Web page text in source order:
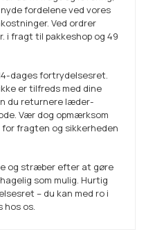
fordelene ved vores
Ved ordrer
i fragt til pakkeshop og 49
dages fortrydelsesret.
er tilfreds med dine
du returnere læder-
Vær dog opmærksom
for fragten og sikkerheden
og stræber efter at gøre
som mulig. Hurtig
– du kan med ro i
hos os.